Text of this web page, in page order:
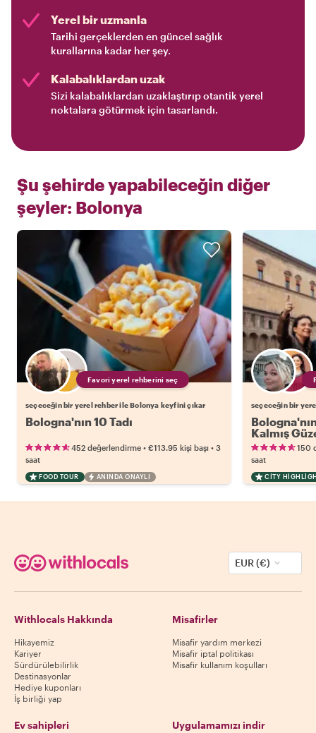
Yerel bir uzmanla
Tarihi gerçeklerden en güncel sağlık
kurallarına kadar her şey.
Kalabalıklardan uzak
Sizi kalabalıklardan uzaklaştırıp otantik yerel
noktalara götürmek için tasarlandı.
Şu şehirde yapabileceğin diğer
şeyler: Bolonya
Favori yerel rehberini seç
seçeceğin bir yerel rehber ile Bolonya keyfini çıkar
Bologna'nın 10 Tadı
452 değerlendirme • €113.95 kişi başı • 3
saat
FOOD TOUR ANINDA ONAYLI
seçeceğin bir
Kalmış
150
saat
CITY
EUR (€)
Withlocals Hakkında
Hikayemiz
Kariyer
Sürdürülebilirlik
Destinasyonlar
Hediye kuponları
İş birliği yap
Misafirler
Misafir yardım merkezi
Misafir iptal politikası
Misafir kullanım koşulları
Ev sahipleri Uygulamamızı indir